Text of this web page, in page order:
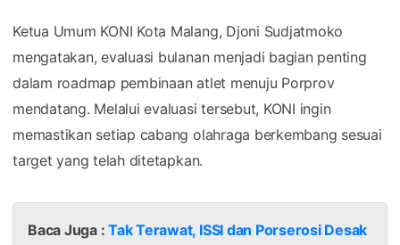
Ketua Umum KONI Kota Malang, Djoni Sudjatmoko
mengatakan, evaluasi bulanan menjadi bagian penting
dalam roadmap pembinaan atlet menuju Porprov
mendatang. Melalui evaluasi tersebut, KONI ingin
memastikan setiap cabang olahraga berkembang sesuai
target yang telah ditetapkan.
Baca Juga :Tak Terawat, ISSI dan Porserosi Desak